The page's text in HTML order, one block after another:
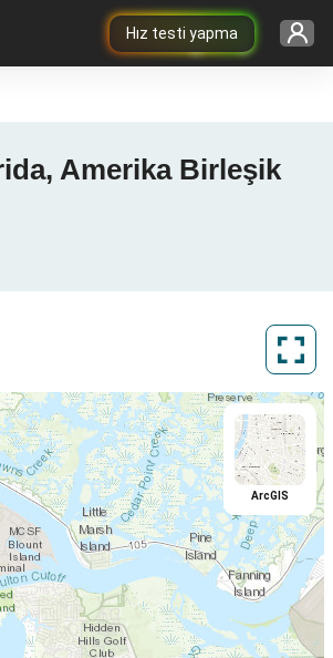
Hız testi yapma
Amerika Birleşik
ArcGIS